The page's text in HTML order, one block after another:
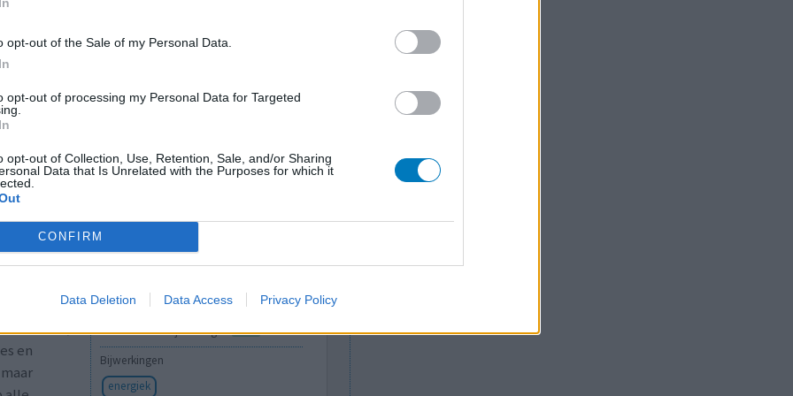
opt-out of the Sale of my Personal Data.
opt-out of processing my Personal Data for Targeted
opt-out of Collection, Use, Retention, Sale, and/or Sharing
Data that Is Unrelated with the Purposes for which it
CONFIRM
Data Deletion Data Access Privacy Policy
Bijwerkingen
Effectiviteit
Hoeveelheid bijwerkingen
Bijwerkingen
energiek
en